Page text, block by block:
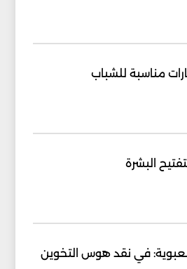
البشرة
في نقد هوس التخوين